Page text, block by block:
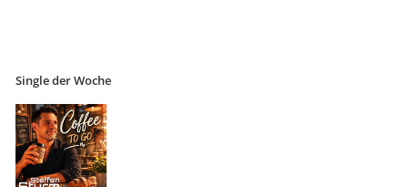
Single der Woche